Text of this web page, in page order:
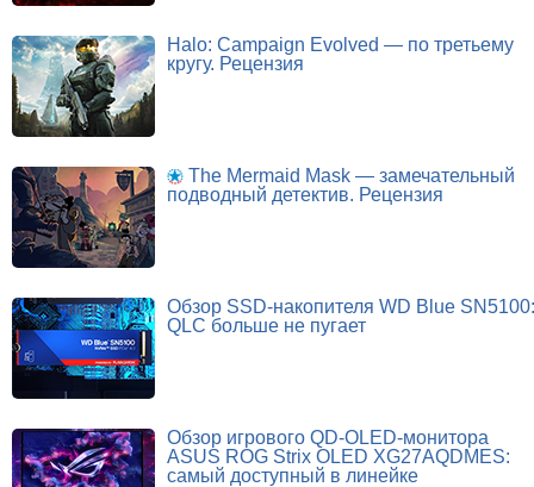
Halo: Campaign Evolved — по третьему
кругу. Рецензия
The Mermaid Mask — замечательный
подводный детектив. Рецензия
Обзор SSD-накопителя WD Blue SN5100:
QLC больше не пугает
Обзор игрового QD-OLED-монитора
ASUS ROG Strix OLED XG27AQDMES:
самый доступный в линейке